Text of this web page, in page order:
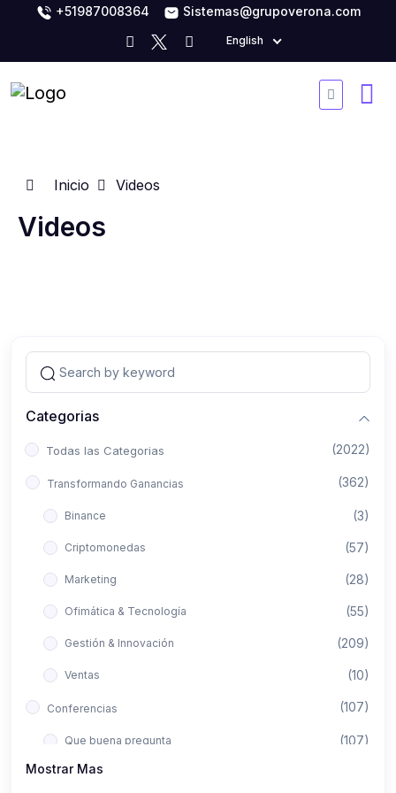
+51987008364 Sistemas@grupoverona.com
English
Inicio Videos
Videos
Categorias
Todas las Categorias (2022)
Transformando Ganancias (362)
Binance (3)
Criptomonedas (57)
Marketing (28)
Ofimática & Tecnología (55)
Gestión & Innovación (209)
Ventas (10)
Conferencias (107)
Que buena pregunta (107)
Aló Asesor
Mostrar Mas